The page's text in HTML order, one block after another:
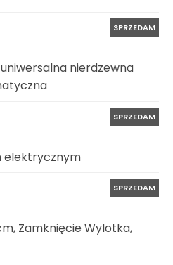
SPRZEDAM
nierdzewna
SPRZEDAM
elektrycznym
SPRZEDAM
Zamknięcie Wylotka,